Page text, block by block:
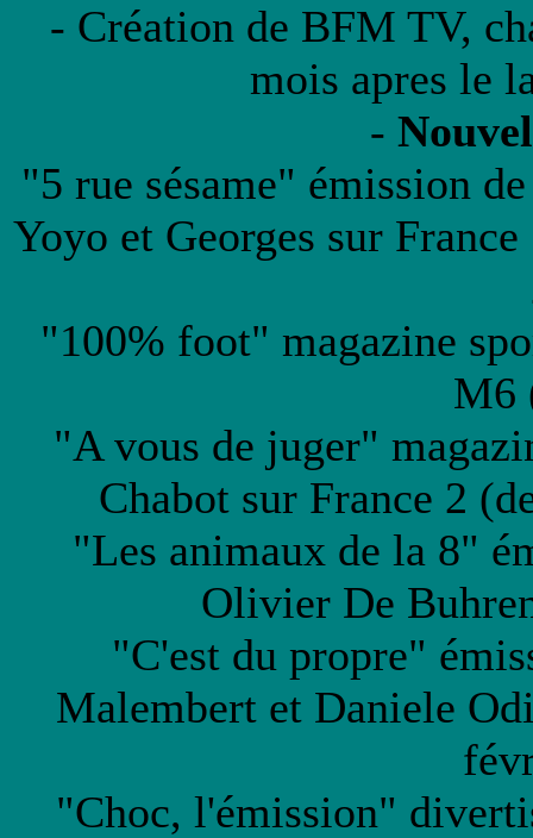
- Création de BFM TV,
mois apres le
-
"5 rue sésame" émission
Yoyo et Georges sur
"100% foot" magazine
M6
"A vous de juger"
Chabot sur France 2
"Les animaux de la 8"
Olivier De
"C'est du propre"
Malembert et Daniele
"Choc, l'émission"